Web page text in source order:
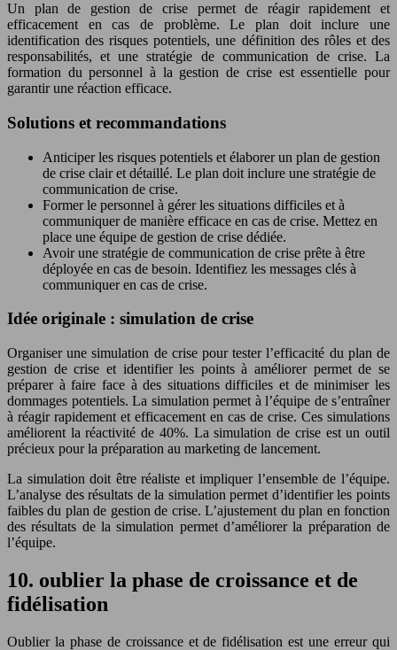
Un plan de gestion de crise permet de réagir rapidement et
efficacement en cas de problème. Le plan doit inclure une
identification des risques potentiels, une définition des rôles et des
responsabilités, et une stratégie de communication de crise. La
formation du personnel à la gestion de crise est essentielle pour
garantir une réaction efficace.
Solutions et recommandations
Anticiper les risques potentiels et élaborer un plan de gestion
de crise clair et détaillé. Le plan doit inclure une stratégie de
communication de crise.
Former le personnel à gérer les situations difficiles et à
communiquer de manière efficace en cas de crise. Mettez en
place une équipe de gestion de crise dédiée.
Avoir une stratégie de communication de crise prête à être
déployée en cas de besoin. Identifiez les messages clés à
communiquer en cas de crise.
Idée originale : simulation de crise
Organiser une simulation de crise pour tester l’efficacité du plan de
gestion de crise et identifier les points à améliorer permet de se
préparer à faire face à des situations difficiles et de minimiser les
dommages potentiels. La simulation permet à l’équipe de s’entraîner
à réagir rapidement et efficacement en cas de crise. Ces simulations
améliorent la réactivité de 40%. La simulation de crise est un outil
précieux pour la préparation au marketing de lancement.
La simulation doit être réaliste et impliquer l’ensemble de l’équipe.
L’analyse des résultats de la simulation permet d’identifier les points
faibles du plan de gestion de crise. L’ajustement du plan en fonction
des résultats de la simulation permet d’améliorer la préparation de
l’équipe.
10. oublier la phase de croissance et de
fidélisation
Oublier la phase de croissance et de fidélisation est une erreur qui